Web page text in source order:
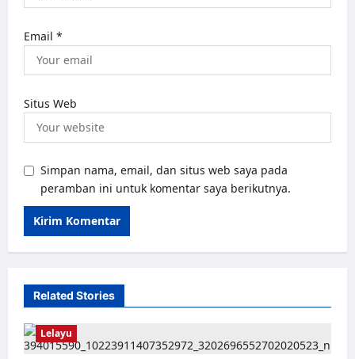
Email *
Situs Web
Simpan nama, email, dan situs web saya pada
peramban ini untuk komentar saya berikutnya.
Related Stories
Lelayu